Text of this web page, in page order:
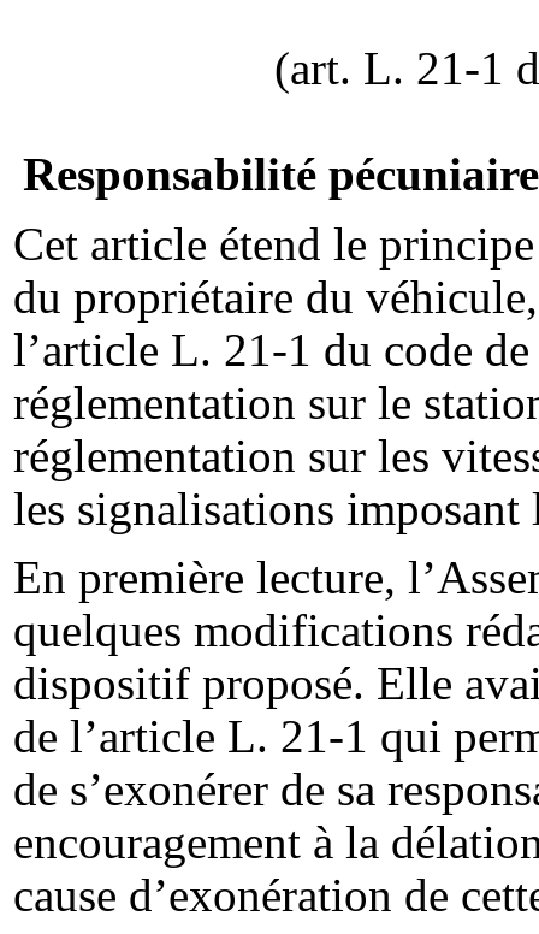
(art. L. 21-1
Responsabilité
Cet article étend le
du propriétaire du
l’article L. 21-1 du code
réglementation sur le
réglementation sur les
les signalisations imposant
En première lecture,
quelques modifications
dispositif proposé. Elle
de l’article L. 21-1 qui
de s’exonérer de sa
encouragement à la
cause d’exonération de